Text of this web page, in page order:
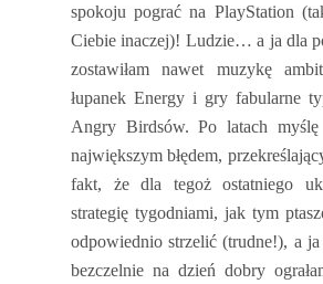
spokoju pograć na PlayStation
Ciebie inaczej)! Ludzie… a ja dla
zostawiłam nawet muzykę
łupanek Energy i gry fabularne
Angry Birdsów. Po latach
największym błędem,
fakt, że dla tegoż ostatniego
strategię tygodniami, jak tym
odpowiednio strzelić (trudne!), a
bezczelnie na dzień dobry